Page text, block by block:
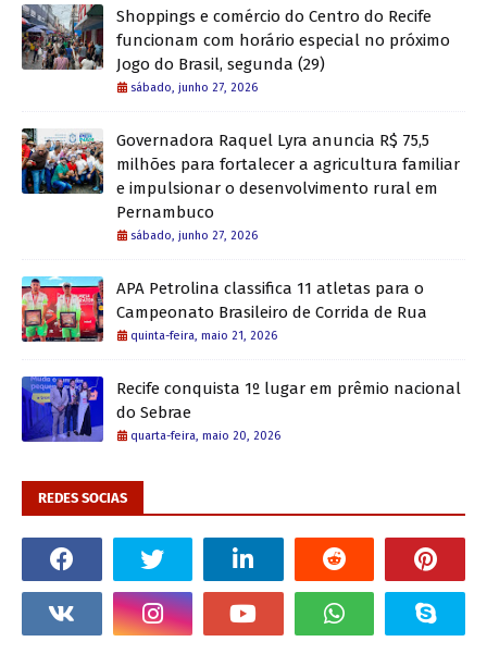
Shoppings e comércio do Centro do Recife
funcionam com horário especial no próximo
Jogo do Brasil, segunda (29)
sábado, junho 27, 2026
Governadora Raquel Lyra anuncia R$ 75,5
milhões para fortalecer a agricultura familiar
e impulsionar o desenvolvimento rural em
Pernambuco
sábado, junho 27, 2026
APA Petrolina classifica 11 atletas para o
Campeonato Brasileiro de Corrida de Rua
quinta-feira, maio 21, 2026
Recife conquista 1º lugar em prêmio nacional
do Sebrae
quarta-feira, maio 20, 2026
REDES SOCIAS